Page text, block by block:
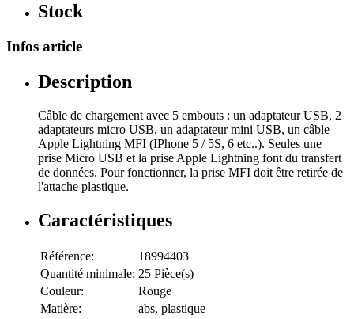
Stock
Infos article
Description
Câble de chargement avec 5 embouts : un adaptateur USB, 2
adaptateurs micro USB, un adaptateur mini USB, un câble
Apple Lightning MFI (IPhone 5 / 5S, 6 etc..). Seules une
prise Micro USB et la prise Apple Lightning font du transfert
de données. Pour fonctionner, la prise MFI doit être retirée de
l'attache plastique.
Caractéristiques
Référence:
18994403
Quantité minimale: 25 Pièce(s)
Couleur:
Rouge
Matière:
abs, plastique